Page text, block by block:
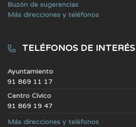
Buzón de sugerencias
Más direcciones y teléfonos
TELÉFONOS DE INTERÉS
Ayuntamiento
91 869 11 17
Centro Cívico
91 869 19 47
Más direcciones y teléfonos